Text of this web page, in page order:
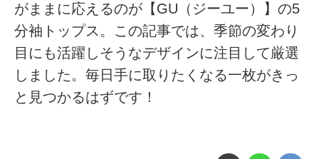
がままに応えるのが【GU（ジーユー）】の5
分袖トップス。この記事では、季節の変わり
目にも活躍しそうなデザインに注目して厳選
しました。毎日手に取りたくなる一枚がきっ
と見つかるはずです！